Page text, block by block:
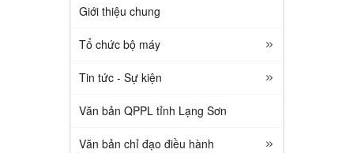
Giới thiệu chung
Tổ chức bộ máy
Tin tức - Sự kiện
Văn bản QPPL tỉnh Lạng Sơn
Văn bản chỉ đạo điều hành